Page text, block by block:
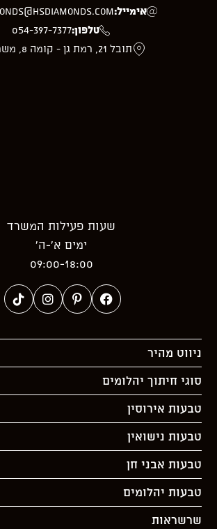
אימייל:
טלפון:054-397-7377
תובל 21, רמת גן - קומה 8, משרד 68
שעות פעילות המשרד
ימים א’-ה’
09:00-18:00
ניווט מהיר
סוגי חיתוך יהלומים
טבעות אירוסין
טבעות נישואין
טבעות אבני חן
טבעות יהלומים
שרשראות